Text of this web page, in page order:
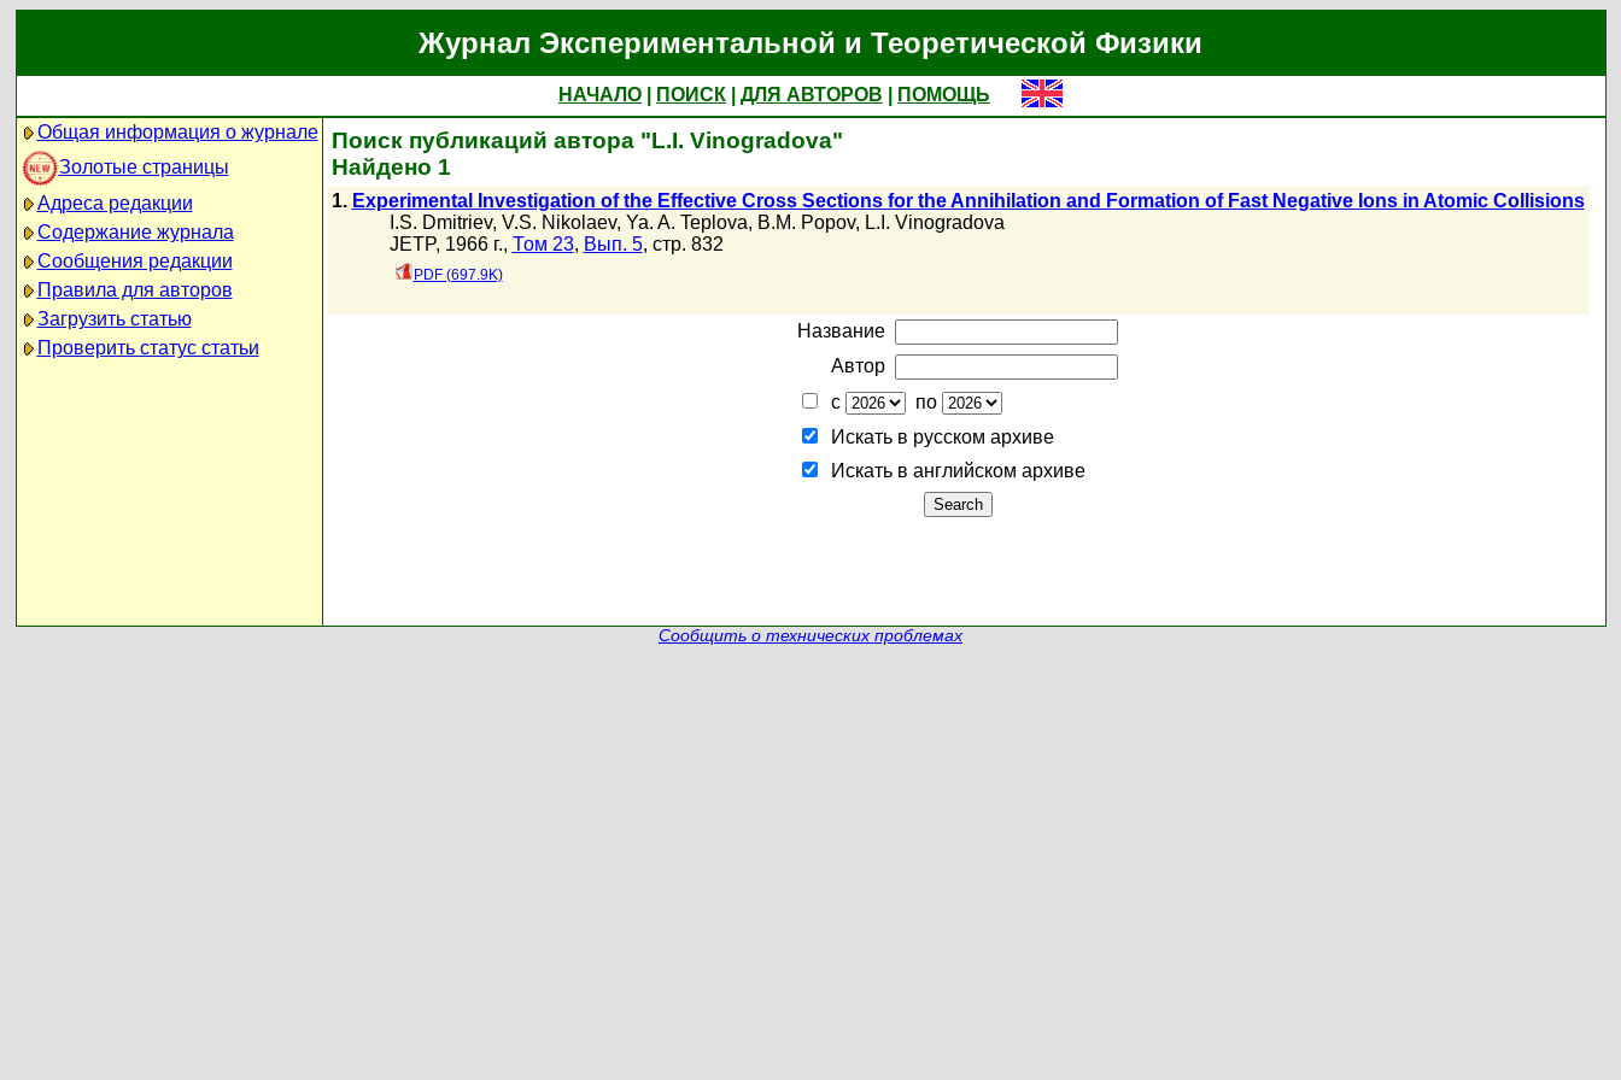
Журнал Экспериментальной и Теоретической Физики
НАЧАЛО ПОИСК ДЛЯ АВТОРОВ
ПОМОЩЬ
Общая информация о журнале
Золотые страницы
Адреса редакции
Содержание журнала
Сообщения редакции
Правила для авторов
Загрузить статью
Проверить статус статьи
Поиск публикаций автора "L.I. Vinogradova"
Найдено 1
1. Experimental Investigation of the Effective Cross Sections for the Annihilation and Formation of Fast Negative Ions in Atomic Collisions
I.S. Dmitriev, V.S. Nikolaev, Ya. A. Teplova, B.M. Popov, L.I. Vinogradova
JETP, 1966 г., Том 23, Вып. 5, стр. 832
PDF (697.9K)
Название
Автор
с
по
Искать в русском архиве
Искать в английском архиве
Сообщить о технических проблемах